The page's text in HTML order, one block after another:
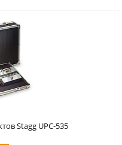
Stagg UPC-535